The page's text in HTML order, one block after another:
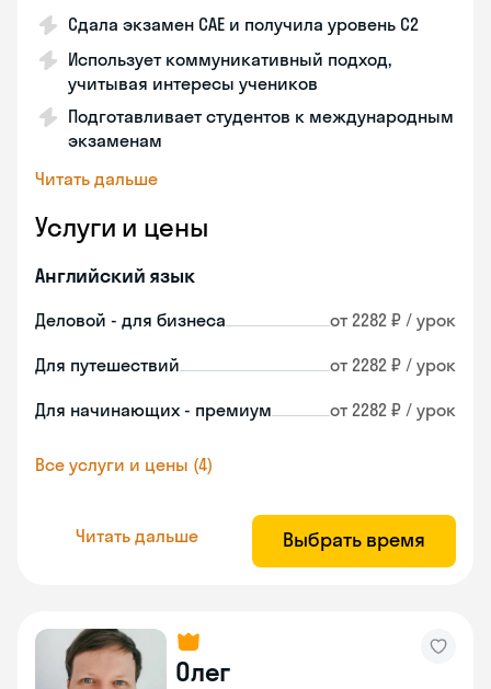
Сдала экзамен CAE и получила уровень С2
Использует коммуникативный подход,
учитывая интересы учеников
Подготавливает студентов к международным
экзаменам
Читать дальше
Услуги и цены
Английский язык
Деловой - для бизнеса от 2282 ₽ / урок
Для путешествий от 2282 ₽ / урок
Для начинающих - премиум от 2282 ₽ / урок
Все услуги и цены (4)
Читать дальше Выбрать время
Олег